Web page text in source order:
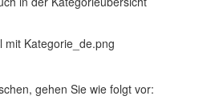
gehen Sie wie folgt vor: